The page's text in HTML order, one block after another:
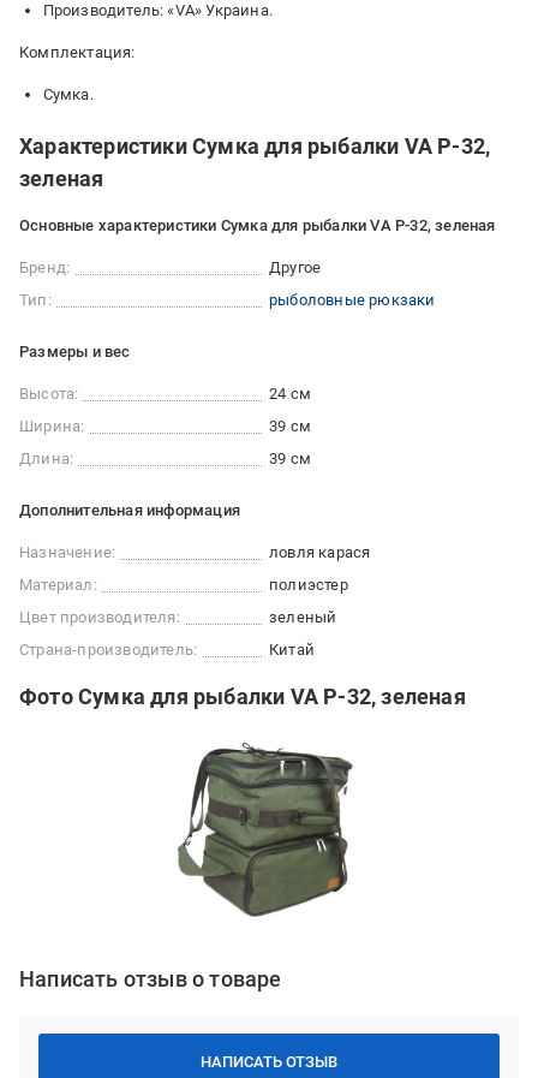
Производитель: «VA» Украина.
Комплектация:
Сумка.
Характеристики Сумка для рыбалки VA P-32,
зеленая
Основные характеристики Сумка для рыбалки VA P-32, зеленая
Бренд:
Другое
Тип:
рыболовные рюкзаки
Размеры и вес
Высота:
24 см
Ширина:
39 см
Длина:
39 см
Дополнительная информация
Назначение:
ловля карася
Материал:
полиэстер
Цвет производителя:
зеленый
Страна-производитель:
Китай
Фото Сумка для рыбалки VA P-32, зеленая
Написать отзыв о товаре
НАПИСАТЬ ОТЗЫВ